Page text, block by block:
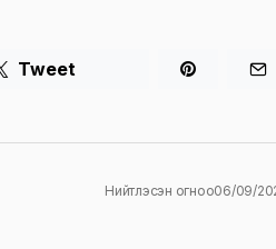
Tweet
Нийтлэсэн огноо06/09/